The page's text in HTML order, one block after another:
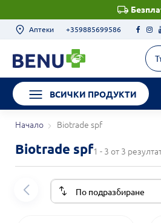
Аптеки +359885699586
ВСИЧКИ ПРОДУКТИ
Начало Biotrade spf
Biotrade spf1 - 3 от 3